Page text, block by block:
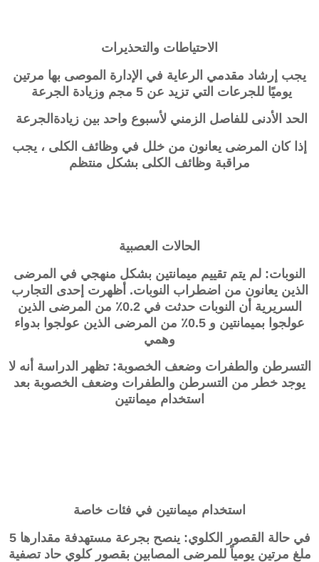
الاحتياطات والتحذيرات
يجب إرشاد مقدمي الرعاية في الإدارة الموصى بها مرتين
يوميًا للجرعات التي تزيد عن 5 مجم وزيادة الجرعة
الحد الأدنى للفاصل الزمني لأسبوع واحد بين زيادةالجرعة
إذا كان المرضى يعانون من خلل في وظائف الكلى ، يجب
مراقبة وظائف الكلى بشكل منتظم
الحالات العصبية
النوبات: لم يتم تقييم ميمانتين بشكل منهجي في المرضى
الذين يعانون من اضطراب النوبات. أظهرت إحدى التجارب
السريرية أن النوبات حدثت في 0.2٪ من المرضى الذين
عولجوا بميمانتين و 0.5٪ من المرضى الذين عولجوا بدواء
وهمي
التسرطن والطفرات وضعف الخصوبة: تظهر الدراسة أنه لا
يوجد خطر من التسرطن والطفرات وضعف الخصوبة بعد
استخدام ميمانتين
استخدام ميمانتين في فئات خاصة
في حالة القصور الكلوي: ينصح بجرعة مستهدفة مقدارها 5
ملغ مرتين يومياً للمرضى المصابين بقصور كلوي حاد تصفية